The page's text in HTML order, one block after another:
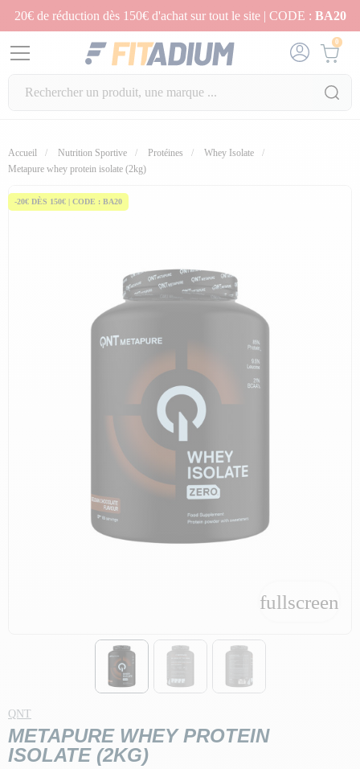
20€ de réduction dès 150€ d'achat sur tout le site | CODE : BA20
0
Accueil Nutrition Sportive Protéines
Whey Isolate
Metapure whey protein isolate (2kg)
-20€ DÈS 150€ | CODE : BA20
fullscreen
fullscreen
QNT
METAPURE WHEY PROTEIN
ISOLATE (2KG)